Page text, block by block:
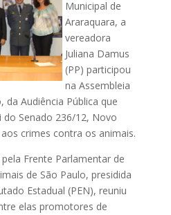
Municipal de
Araraquara, a
vereadora
Juliana Damus
(PP) participou
na Assembleia
da Audiência Pública que
Senado 236/12, Novo
crimes contra os animais.
Frente Parlamentar de
de São Paulo, presidida
Estadual (PEN), reuniu
elas promotores de